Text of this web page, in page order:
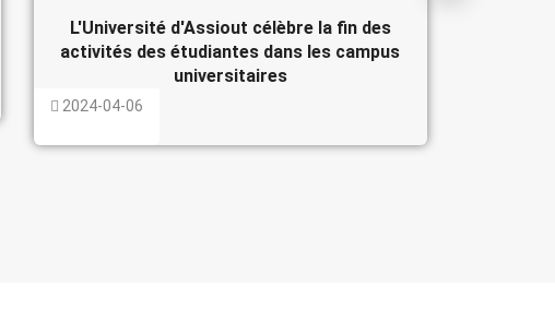
L'Université d'Assiout célèbre la fin des
activités des étudiantes dans les campus
universitaires
2024-04-06